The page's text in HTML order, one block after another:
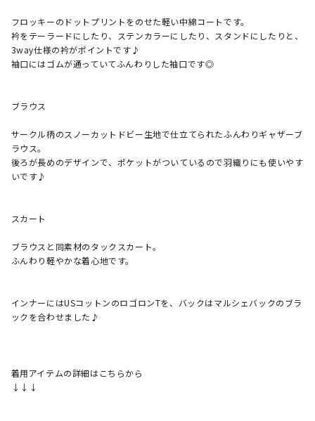
フロッキーのドットプリントをのせた軽い中綿コートです。
衿をテーラードにしたり、ステンカラーにしたり、スタンドにしたりと、
3way仕様の衿がポイントです♪
袖口にはゴムが通っていてふんわりした袖口です◎
ブラウス
サークル柄のスノーカットドビー生地で仕立てられたふんわりギャザーブ
ラウス。
後ろが長めのデザインで、ポケットがついているので羽織りにも使いやす
いです♪
スカート
ブラウスと同素材のタックスカート。
ふんわり軽やかな着心地です。
インナーにはUSコットンのロゴロンTを、バックはマルシェバックのブラ
ックを合わせました♪
着用アイテムの詳細はこちらから
↓↓↓